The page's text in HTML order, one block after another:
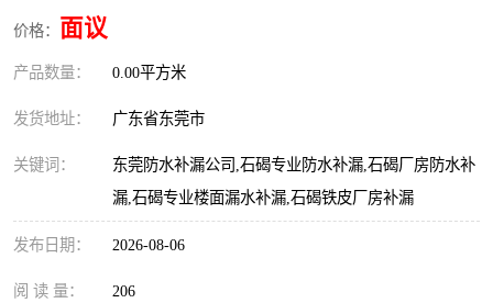
价格： 面议
产品数量： 0.00平方米
发货地址： 广东省东莞市
关键词：
东莞防水补漏公司,石碣专业防水补漏,石碣厂房防水补
漏,石碣专业楼面漏水补漏,石碣铁皮厂房补漏
发布日期： 2026-08-06
阅 读 量： 206